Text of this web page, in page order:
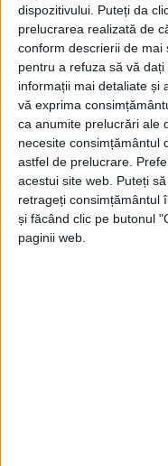
dispozitivului. Puteți da
prelucrarea realizată de
conform descrierii de mai
pentru a refuza să vă
informații mai detaliate și
vă exprima
ca anumite prelucrări ale
necesite consimțământul
astfel de prelucrare.
acestui site web. Puteți
retrageți consimțământul
și făcând clic pe butonul
paginii web.
18 IANUARIE 2024,
OȚELU ROȘU – Doi
fost reținuți azi de
mandate europene de
Arhive